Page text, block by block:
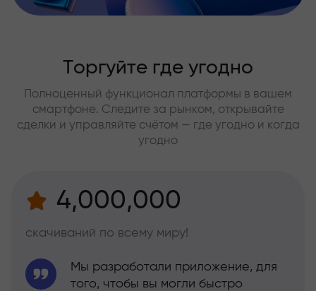
Торгуйте где угодно
Полноценный функционал платформы в вашем
смартфоне. Следите за рынком, открывайте
сделки и управляйте счётом — где угодно и когда
угодно
4,000,000
скачиваний по всему миру!
Мы разработали приложение, для
того, чтобы вы могли быстро